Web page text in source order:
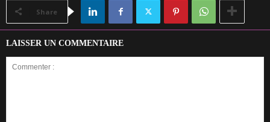
Share
LAISSER UN COMMENTAIRE